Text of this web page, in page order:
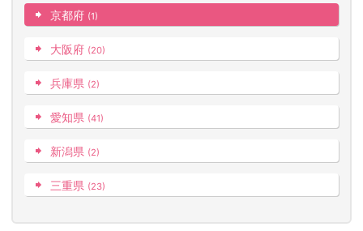
京都府 (1)
大阪府 (20)
兵庫県 (2)
愛知県 (41)
新潟県 (2)
三重県 (23)